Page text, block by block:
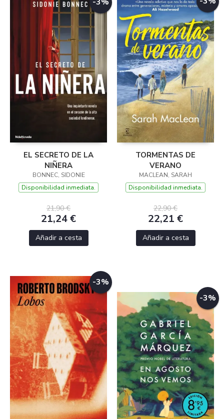
-3%
EL SECRETO DE LA
NIÑERA
BONNEC, SIDONIE
Disponibilidad inmediata.
21,90 €
21,24 €
Añadir a cesta
TORMENTAS DE
VERANO
MACLEAN, SARAH
Disponibilidad inmediata.
22,90 €
22,21 €
Añadir a cesta
-3%
-3%